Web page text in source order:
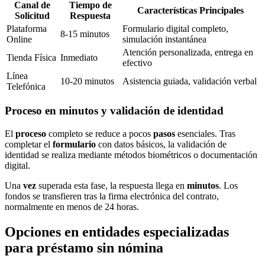
Canal de
Solicitud
Tiempo de
Respuesta
Características Principales
Plataforma
Online
8-15 minutos
Formulario digital completo,
simulación instantánea
Tienda Física Inmediato
Atención personalizada, entrega en
efectivo
Línea
Telefónica
10-20 minutos Asistencia guiada, validación verbal
Proceso en minutos y validación de identidad
El proceso completo se reduce a pocos pasos esenciales. Tras
completar el formulario con datos básicos, la validación de
identidad se realiza mediante métodos biométricos o documentación
digital.
Una vez superada esta fase, la respuesta llega en minutos. Los
fondos se transfieren tras la firma electrónica del contrato,
normalmente en menos de 24 horas.
Opciones en entidades especializadas
para préstamo sin nómina